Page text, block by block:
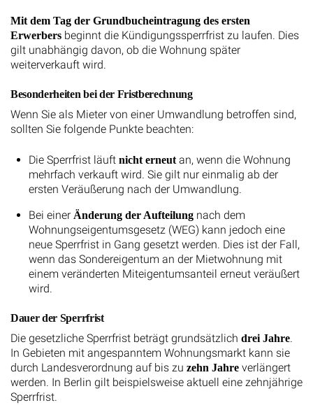
Mit dem Tag der Grundbucheintragung des ersten
Erwerbers beginnt die Kündigungssperrfrist zu laufen. Dies
gilt unabhängig davon, ob die Wohnung später
weiterverkauft wird.
Besonderheiten bei der Fristberechnung
Wenn Sie als Mieter von einer Umwandlung betroffen sind,
sollten Sie folgende Punkte beachten:
Die Sperrfrist läuft nicht erneutan, wenn die Wohnung
mehrfach verkauft wird. Sie gilt nur einmalig ab der
ersten Veräußerung nach der Umwandlung.
Bei einer Änderung der Aufteilungnach dem
Wohnungseigentumsgesetz (WEG) kann jedoch eine
neue Sperrfrist in Gang gesetzt werden. Dies ist der Fall,
wenn das Sondereigentum an der Mietwohnung mit
einem veränderten Miteigentumsanteil erneut veräußert
wird.
Dauer der Sperrfrist
Die gesetzliche Sperrfrist beträgt grundsätzlich drei Jahre.
In Gebieten mit angespanntem Wohnungsmarkt kann sie
durch Landesverordnung auf bis zu zehn Jahre verlängert
werden. In Berlin gilt beispielsweise aktuell eine zehnjährige
Sperrfrist.